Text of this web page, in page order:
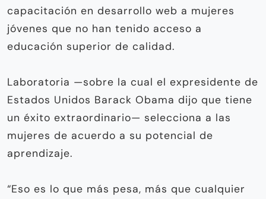
capacitación en desarrollo web a mujeres
jóvenes que no han tenido acceso a
educación superior de calidad.
Laboratoria —sobre la cual el expresidente de
Estados Unidos Barack Obama dijo que tiene
un éxito extraordinario— selecciona a las
mujeres de acuerdo a su potencial de
aprendizaje.
“Eso es lo que más pesa, más que cualquier